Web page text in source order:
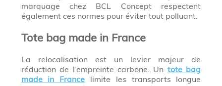
marquage chez BCL Concept respectent
également ces normes pour éviter tout polluant.
Tote bag made in France
La relocalisation est un levier majeur de
réduction de l’empreinte carbone. Un tote bag
made in France limite les transports longue